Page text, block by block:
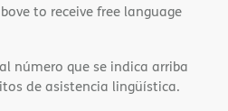
to receive free language
número que se indica arriba
de asistencia lingüística.